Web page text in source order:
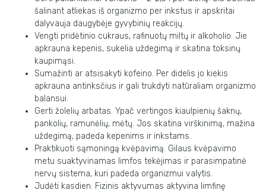
šalinant atliekas iš organizmo per inkstus ir apskritai
dalyvauja daugybėje gyvybinių reakcijų.
Vengti pridėtinio cukraus, rafinuotų miltų ir alkoholio. Jie
apkrauna kepenis, sukelia uždegimą ir skatina toksinų
kaupimąsi.
Sumažinti ar atsisakyti kofeino. Per didelis jo kiekis
apkrauna antinksčius ir gali trukdyti natūraliam organizmo
balansui.
Gerti žolelių arbatas. Ypač vertingos kiaulpienių šaknų,
pankolių, ramunėlių, mėtų. Jos skatina virškinimą, mažina
uždegimą, padeda kepenims ir inkstams.
Praktikuoti sąmoningą kvėpavimą. Gilaus kvėpavimo
metu suaktyvinamas limfos tekėjimas ir parasimpatinė
nervų sistema, kuri padeda organizmui valytis.
Judėti kasdien. Fizinis aktyvumas aktyvina limfinę